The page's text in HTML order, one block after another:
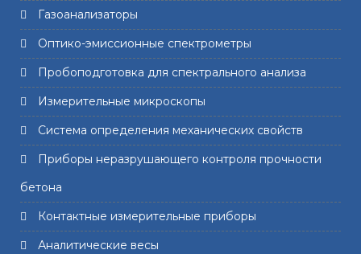
Газоанализаторы
Оптико-эмиссионные спектрометры
Пробоподготовка для спектрального анализа
Измерительные микроскопы
Система определения механических свойств
Приборы неразрушающего контроля прочности
бетона
Контактные измерительные приборы
Аналитические весы